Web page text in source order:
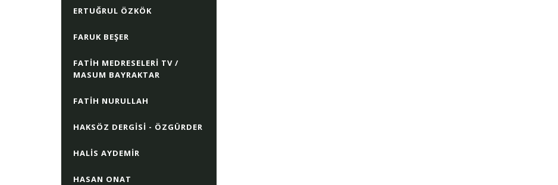
ERTUĞRUL ÖZKÖK
FARUK BEŞER
FATIH MEDRESELERI TV /
MASUM BAYRAKTAR
FATIH NURULLAH
HAKSÖZ DERGISI - ÖZGÜRDER
HALIS AYDEMIR
HASAN ONAT